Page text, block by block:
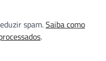
spam.Saiba como
.